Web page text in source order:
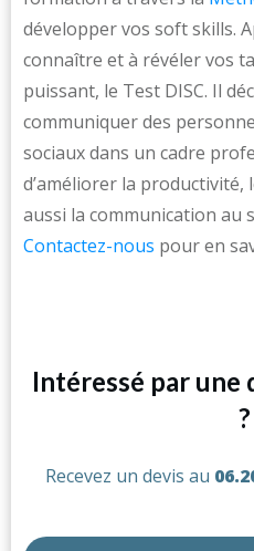
développer vos soft skills.
connaître et à révéler vos
puissant, le Test DISC. Il
communiquer des
sociaux dans un cadre
d’améliorer la productivité,
aussi la communication au
Contactez-nous pour en
Intéressé par une
?
Recevez un devis au